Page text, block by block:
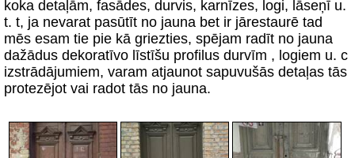
koka detaļām, fasādes, durvis, karnīzes, logi, lāseņī u.
t. t, ja nevarat pasūtīt no jauna bet ir jārestaurē tad
mēs esam tie pie kā griezties, spējam radīt no jauna
dažādus dekoratīvo līstīšu profilus durvīm , logiem u. c
izstrādājumiem, varam atjaunot sapuvušās detaļas tās
protezējot vai radot tās no jauna.